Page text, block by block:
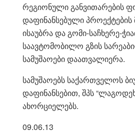
რეგიონული განვითარების
დაფინანსებული პროექტების
ისაუბრა და გომი-საჩხერე-
საავტომობილო გზის
სამუშაოები დაათვალიერა.
სამუშაოებს საქართველოს
დაფინანსებით, შპს
ახორციელებს.
09.06.13